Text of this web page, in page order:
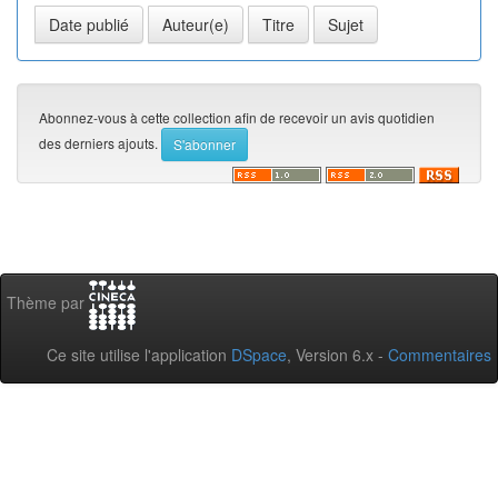
Abonnez-vous à cette collection afin de recevoir un avis quotidien
des derniers ajouts.
Thème par
Ce site utilise l'application DSpace, Version 6.x - Commentaires